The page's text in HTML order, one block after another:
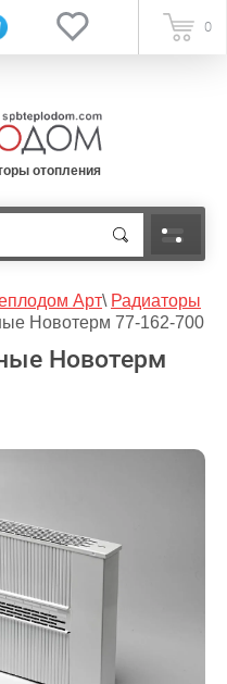
0
отопления
Арт\ Радиаторы
Новотерм 77-162-700
Новотерм